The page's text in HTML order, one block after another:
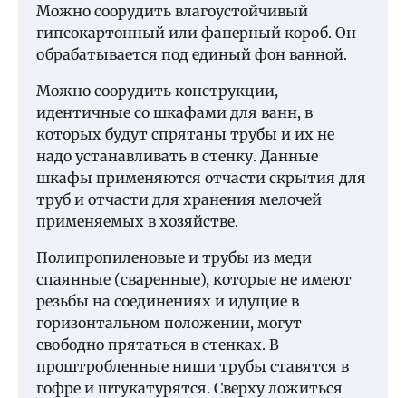
Можно соорудить влагоустойчивый
гипсокартонный или фанерный короб. Он
обрабатывается под единый фон ванной.
Можно соорудить конструкции,
идентичные со шкафами для ванн, в
которых будут спрятаны трубы и их не
надо устанавливать в стенку. Данные
шкафы применяются отчасти скрытия для
труб и отчасти для хранения мелочей
применяемых в хозяйстве.
Полипропиленовые и трубы из меди
спаянные (сваренные), которые не имеют
резьбы на соединениях и идущие в
горизонтальном положении, могут
свободно прятаться в стенках. В
проштробленные ниши трубы ставятся в
гофре и штукатурятся. Сверху ложиться